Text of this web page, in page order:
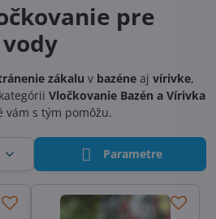
pre
zákalu v bazéne aj vírivke,
Vločkovanie Bazén a Vírivka
vám s tým pomôžu.
Parametre